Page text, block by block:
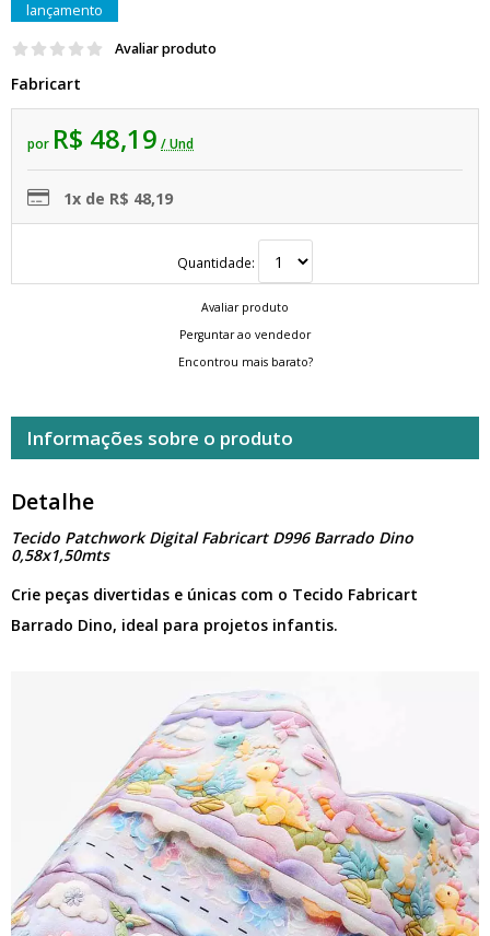
lançamento
Avaliar produto
Fabricart
por R$ 48,19 / Und
1x de R$ 48,19
Quantidade:
Avaliar produto
Perguntar ao vendedor
Encontrou mais barato?
Informações sobre o produto
Detalhe
Tecido Patchwork Digital Fabricart D996 Barrado Dino
0,58x1,50mts
Crie peças divertidas e únicas com o Tecido Fabricart
Barrado Dino, ideal para projetos infantis.